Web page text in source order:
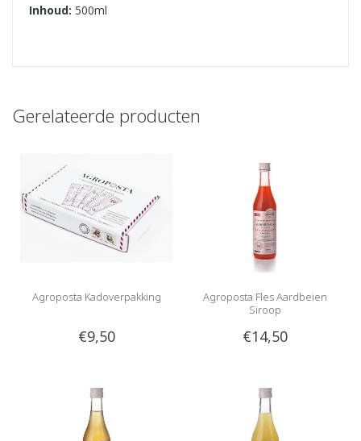
Inhoud: 500ml
Gerelateerde producten
Agroposta Kadoverpakking
€9,50
Agroposta Fles Aardbeien
Siroop
€14,50